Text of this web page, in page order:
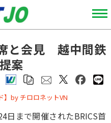
と会見 越中間鉄
案
】by チロロネットVN
日まで開催されたBRICS首